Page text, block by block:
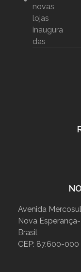
Avenida
Nova Esperança-
Brasil
CEP: 87.600-000